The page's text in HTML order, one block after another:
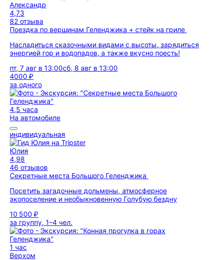
Александр
4,73
82 отзыва
Поездка по вершинам Геленджика + стейк на гриле
Насладиться сказочными видами с высоты, зарядиться
энергией гор и водопадов, а также вкусно поесть!
пт, 7 авг в 13:00сб, 8 авг в 13:00
4000 ₽
за одного
4,5 часа
На автомобиле
индивидуальная
Юлия
4,98
46 отзывов
Секретные места Большого Геленджика
Посетить загадочные дольмены, атмосферное
экопоселение и необыкновенную Голубую бездну
10 500 ₽
за группу, 1–4 чел.
1 час
Верхом